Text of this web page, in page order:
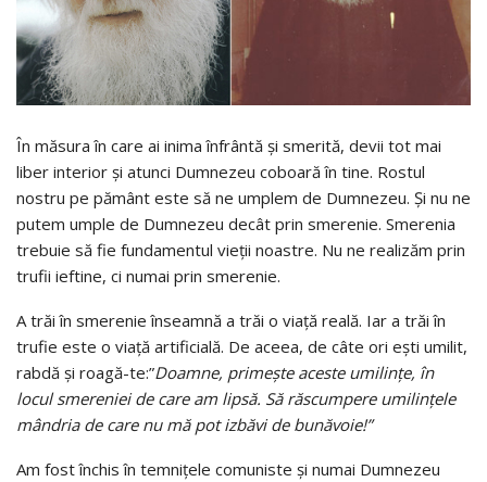
În măsura în care ai inima înfrântă și smerită, devii tot mai
liber interior și atunci Dumnezeu coboară în tine. Rostul
nostru pe pământ este să ne umplem de Dumnezeu. Și nu ne
putem umple de Dumnezeu decât prin smerenie. Smerenia
trebuie să fie fundamentul vieții noastre. Nu ne realizăm prin
trufii ieftine, ci numai prin smerenie.
A trăi în smerenie înseamnă a trăi o viață reală. Iar a trăi în
trufie este o viață artificială. De aceea, de câte ori ești umilit,
rabdă și roagă-te:”Doamne, primește aceste umilințe, în
locul smereniei de care am lipsă. Să răscumpere umilințele
mândria de care nu mă pot izbăvi de bunăvoie!”
Am fost închis în temnițele comuniste și numai Dumnezeu